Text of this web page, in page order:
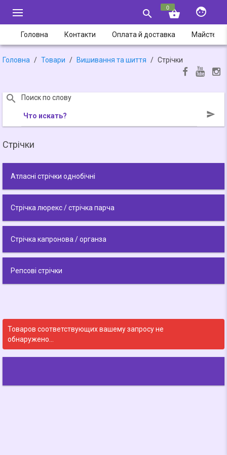
 shopping_basket
0 
Головна Контакти Оплата й доставка Майстер-
Головна Товари Вишивання та шиття Стрічки
 Поиск по слову
Что искать? 
Стрічки
Атласні стрічки однобічні
Стрічка люрекс / стрічка парча
Стрічка капронова / органза
Репсові стрічки
Товаров соответствующих вашему запросу не
обнаружено…